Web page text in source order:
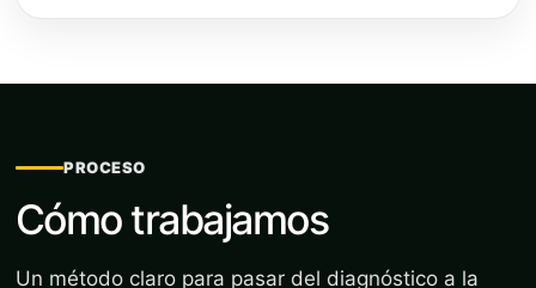
PROCESO
Cómo trabajamos
Un método claro para pasar del diagnóstico a la